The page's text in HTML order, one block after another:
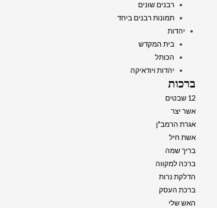
רבנים שונים
תמונות רבנים ביחד
יהדות
בית המקדש
הכותל
יהדות ויודאיקה
ברכות
12 שבטים
אשר יצר
אגרת הרמב"ן
אשת חיל
בריך שמה
ברכה למקווה
הדלקת נרות
ברכת העסק
האש שלי